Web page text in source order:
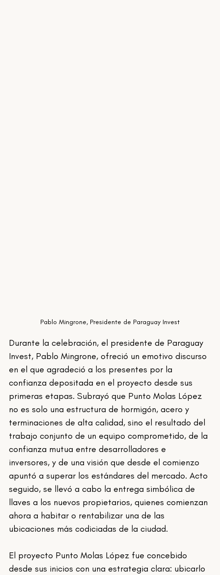
Pablo Mingrone, Presidente de Paraguay Invest
Durante la celebración, el presidente de Paraguay
Invest, Pablo Mingrone, ofreció un emotivo discurso
en el que agradeció a los presentes por la
confianza depositada en el proyecto desde sus
primeras etapas. Subrayó que Punto Molas López
no es solo una estructura de hormigón, acero y
terminaciones de alta calidad, sino el resultado del
trabajo conjunto de un equipo comprometido, de la
confianza mutua entre desarrolladores e
inversores, y de una visión que desde el comienzo
apuntó a superar los estándares del mercado. Acto
seguido, se llevó a cabo la entrega simbólica de
llaves a los nuevos propietarios, quienes comienzan
ahora a habitar o rentabilizar una de las
ubicaciones más codiciadas de la ciudad.
El proyecto Punto Molas López fue concebido
desde sus inicios con una estrategia clara: ubicarlo